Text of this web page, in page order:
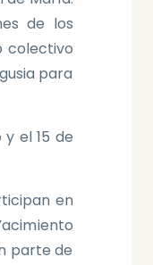
de los
colectivo
para
el 15 de
en
parte de